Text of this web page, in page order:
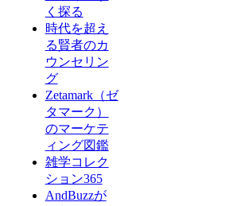
く探る
時代を超え
る賢者のカ
ウンセリン
グ
Zetamark（ゼ
タマーク）
のマーケテ
ィング図鑑
雑学コレク
ション365
AndBuzzが